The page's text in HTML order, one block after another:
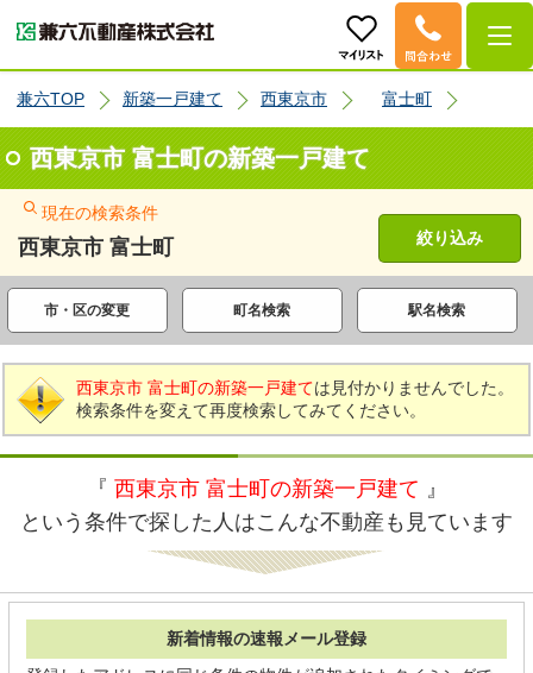
兼六TOP 新築一戸建て 西東京市 富士町
西東京市 富士町の新築一戸建て
現在の検索条件
西東京市 富士町 絞り込み
市・区の変更 町名検索 駅名検索
西東京市 富士町の新築一戸建ては見付かりませんでした。
検索条件を変えて再度検索してみてください。
『 西東京市 富士町の新築一戸建て 』
という条件で探した人はこんな不動産も見ています
新着情報の速報メール登録